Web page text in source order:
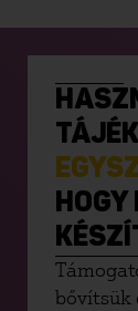
HOGY
bővítsük